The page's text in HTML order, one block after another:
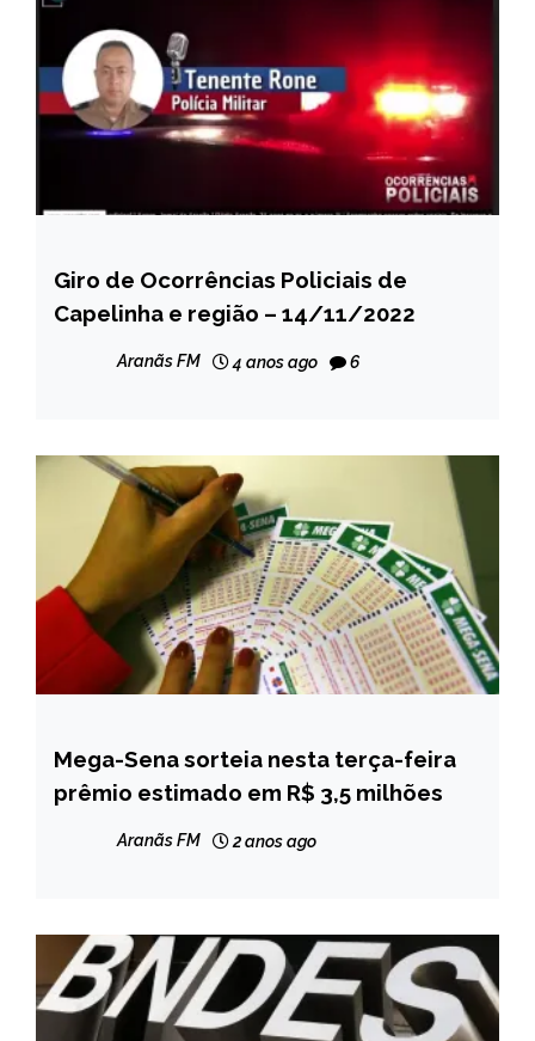
CAPELINHA
NOTÍCIAS
Giro de Ocorrências Policiais de
Capelinha e região – 14/11/2022
Aranãs FM 4 anos ago 6
BRASIL
NOTÍCIAS
Mega-Sena sorteia nesta terça-feira
prêmio estimado em R$ 3,5 milhões
Aranãs FM 2 anos ago